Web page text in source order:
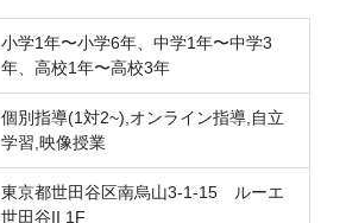
小学1年〜小学6年、中学1年〜中学3
年、高校1年〜高校3年
個別指導(1対2~),オンライン指導,自立
学習,映像授業
東京都世田谷区南烏山3-1-15 ルーエ
世田谷II 1F